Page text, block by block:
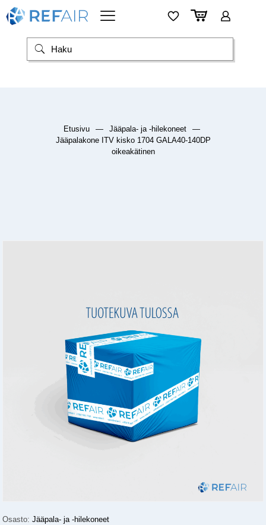
Etusivu — Jääpala- ja -hilekoneet
—
Jääpalakone ITV kisko 1704 GALA40-140DP
oikeakätinen
Osasto:Jääpala- ja -hilekoneet